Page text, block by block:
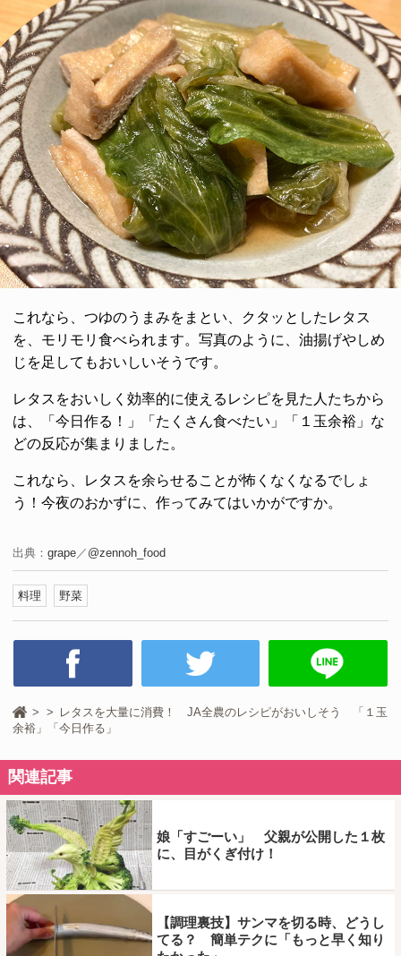
これなら、つゆのうまみをまとい、クタッとしたレタス
を、モリモリ食べられます。写真のように、油揚げやしめ
じを足してもおいしいそうです。
レタスをおいしく効率的に使えるレシピを見た人たちから
は、「今日作る！」「たくさん食べたい」「１玉余裕」な
どの反応が集まりました。
これなら、レタスを余らせることが怖くなくなるでしょ
う！今夜のおかずに、作ってみてはいかがですか。
出典： grape ／ @zennoh_food
料理 野菜
レタスを大量に消費！ JA全農のレシピがおいしそう 「１玉
余裕」「今日作る」
関連記事
娘「すごーい」 父親が公開した１枚
に、目がくぎ付け！
【調理裏技】サンマを切る時、どうし
てる？ 簡単テクに「もっと早く知り